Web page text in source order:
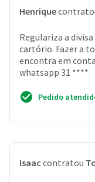
Henrique
Regulariza a
cartório. Fazer a
encontra em
whatsapp 31 ****
Pedido
Isaac contratou